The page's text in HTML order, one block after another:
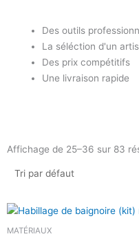
Des outils
La séléction d'un
Des prix compétitifs
Une livraison rapide
Affichage de 25–36 sur 83
MATÉRIAUX